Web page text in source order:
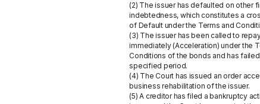
(2) The issuer has defaulted on other
indebtedness, which constitutes a
of Default under the Terms and
(3) The issuer has been called to
immediately (Acceleration) under the
Conditions of the bonds and has
specified period.
(4) The Court has issued an order
business rehabilitation of the issuer.
(5) A creditor has filed a bankruptcy